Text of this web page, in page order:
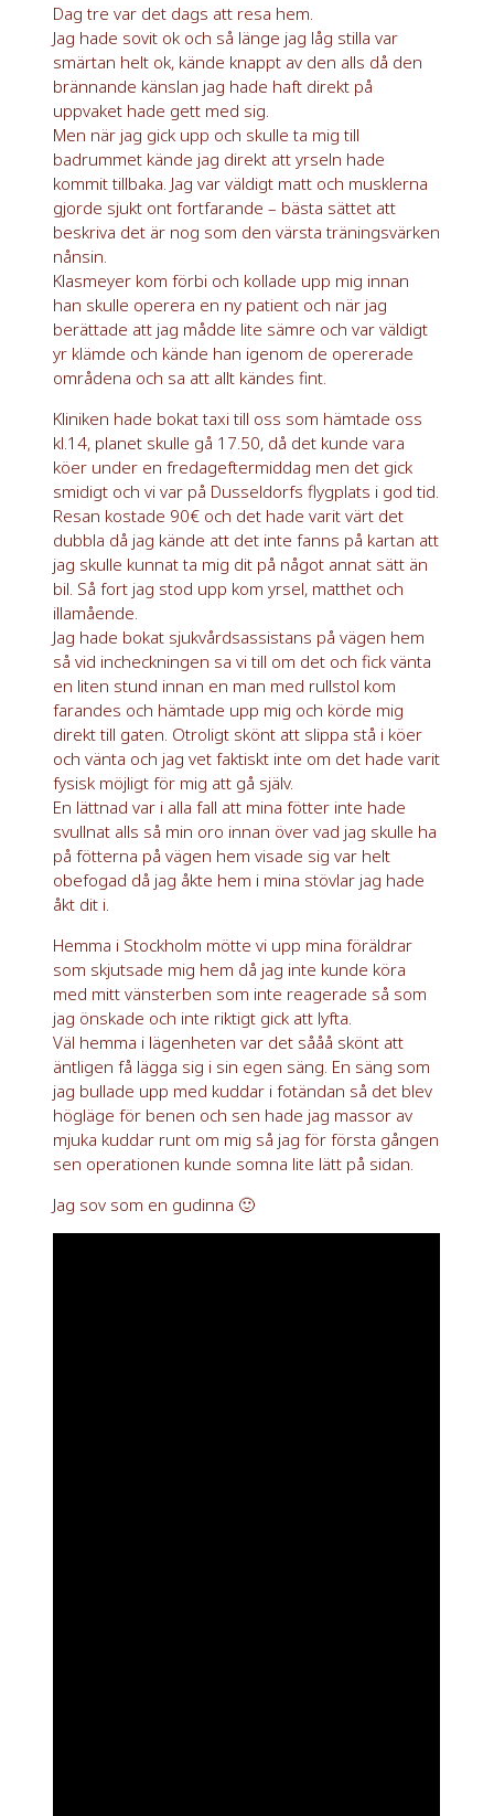
Dag tre var det dags att resa hem.
Jag hade sovit ok och så länge jag låg stilla var
smärtan helt ok, kände knappt av den alls då den
brännande känslan jag hade haft direkt på
uppvaket hade gett med sig.
Men när jag gick upp och skulle ta mig till
badrummet kände jag direkt att yrseln hade
kommit tillbaka. Jag var väldigt matt och musklerna
gjorde sjukt ont fortfarande – bästa sättet att
beskriva det är nog som den värsta träningsvärken
nånsin.
Klasmeyer kom förbi och kollade upp mig innan
han skulle operera en ny patient och när jag
berättade att jag mådde lite sämre och var väldigt
yr klämde och kände han igenom de opererade
områdena och sa att allt kändes fint.
Kliniken hade bokat taxi till oss som hämtade oss
kl.14, planet skulle gå 17.50, då det kunde vara
köer under en fredageftermiddag men det gick
smidigt och vi var på Dusseldorfs flygplats i god tid.
Resan kostade 90€ och det hade varit värt det
dubbla då jag kände att det inte fanns på kartan att
jag skulle kunnat ta mig dit på något annat sätt än
bil. Så fort jag stod upp kom yrsel, matthet och
illamående.
Jag hade bokat sjukvårdsassistans på vägen hem
så vid incheckningen sa vi till om det och fick vänta
en liten stund innan en man med rullstol kom
farandes och hämtade upp mig och körde mig
direkt till gaten. Otroligt skönt att slippa stå i köer
och vänta och jag vet faktiskt inte om det hade varit
fysisk möjligt för mig att gå själv.
En lättnad var i alla fall att mina fötter inte hade
svullnat alls så min oro innan över vad jag skulle ha
på fötterna på vägen hem visade sig var helt
obefogad då jag åkte hem i mina stövlar jag hade
åkt dit i.
Hemma i Stockholm mötte vi upp mina föräldrar
som skjutsade mig hem då jag inte kunde köra
med mitt vänsterben som inte reagerade så som
jag önskade och inte riktigt gick att lyfta.
Väl hemma i lägenheten var det sååå skönt att
äntligen få lägga sig i sin egen säng. En säng som
jag bullade upp med kuddar i fotändan så det blev
högläge för benen och sen hade jag massor av
mjuka kuddar runt om mig så jag för första gången
sen operationen kunde somna lite lätt på sidan.
Jag sov som en gudinna 🙂